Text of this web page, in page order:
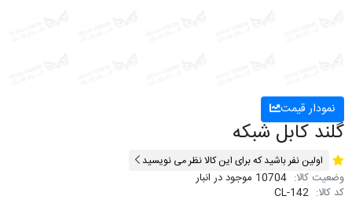
نمودار قیمت
گلند کابل شبکه
اولین نفر باشید که برای این کالا نظر می نویسید
وضعیت کالا: 10704 موجود در انبار
کد کالا: CL-142